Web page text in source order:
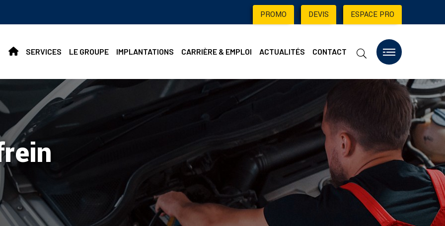
PROMO | DEVIS | ESPACE PRO
SERVICES LE GROUPE IMPLANTATIONS CARRIÈRE & EMPLOI ACTUALITÉS CONTACT